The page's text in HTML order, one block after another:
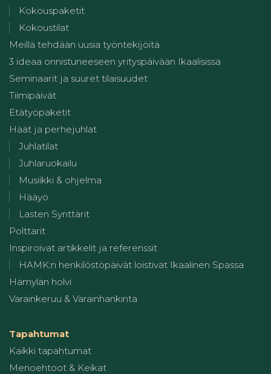
Kokouspaketit
Kokoustilat
Meillä tehdään uusia työntekijöitä
3 ideaa onnistuneeseen yrityspäivään Ikaalisissa
Seminaarit ja suuret tilaisuudet
Tiimipäivät
Etätyöpaketit
Häät ja perhejuhlat
Juhlatilat
Juhlaruokailu
Musiikki & ohjelma
Hääyö
Lasten Synttärit
Polttarit
Inspiroivat artikkelit ja referenssit
HAMK:n henkilöstöpäivät loistivat Ikaalinen Spassa
Hämylän holvi
Varainkeruu & Varainhankinta
Tapahtumat
Kaikki tapahtumat
Menoehtoot & Keikat